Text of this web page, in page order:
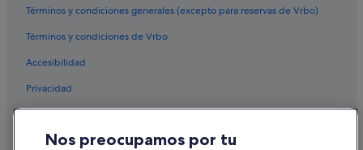
Términos y condiciones generales (excepto para reservas de Vrbo)
Términos y condiciones de Vrbo
Accesibilidad
Privacidad
Condiciones de uso
Nos preocupamos por tu